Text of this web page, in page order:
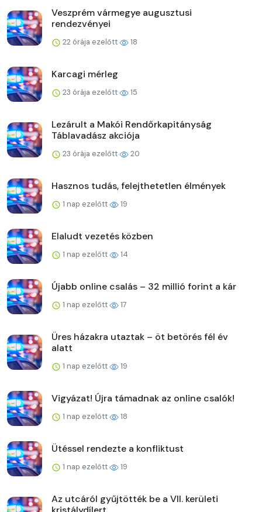
Veszprém vármegye augusztusi
rendezvényei
22 órája ezelőtt 18
Karcagi mérleg
23 órája ezelőtt 15
Lezárult a Makói Rendőrkapitányság
Táblavadász akciója
23 órája ezelőtt 20
Hasznos tudás, felejthetetlen élmények
1 nap ezelőtt 19
Elaludt vezetés közben
1 nap ezelőtt 14
Újabb online csalás – 32 millió forint a kár
1 nap ezelőtt 17
Üres házakra utaztak – öt betörés fél év
alatt
1 nap ezelőtt 19
Vigyázat! Újra támadnak az online csalók!
1 nap ezelőtt 18
Ütéssel rendezte a konfliktust
1 nap ezelőtt 19
Az utcáról gyűjtötték be a VII. kerületi